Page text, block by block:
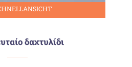
δαχτυλίδι